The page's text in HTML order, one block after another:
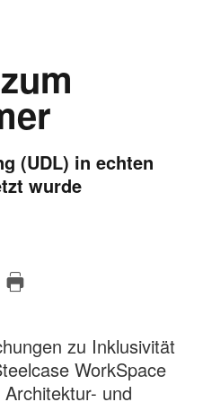
(UDL) in echten
wurde
druckenzu Inklusivität
WorkSpace
und